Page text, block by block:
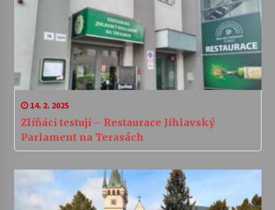
14. 2. 2025
Zlíňáci testují – Restaurace Jihlavský
Parlament na Terasách